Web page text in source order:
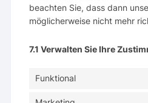
beachten Sie, dass dann
möglicherweise nicht mehr
7.1 Verwalten Sie Ihre
Funktional